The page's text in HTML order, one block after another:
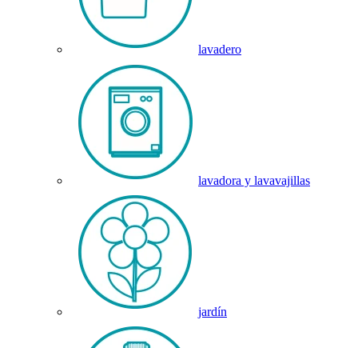
lavadero
lavadora y lavavajillas
jardín